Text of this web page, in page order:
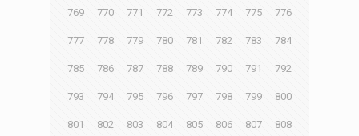
769 770 771 772 773 774 775 776
777 778 779 780 781 782 783 784
785 786 787 788 789 790 791 792
793 794 795 796 797 798 799 800
801 802 803 804 805 806 807 808